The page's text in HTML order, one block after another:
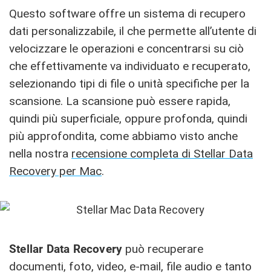
Questo software offre un sistema di recupero
dati personalizzabile, il che permette all’utente di
velocizzare le operazioni e concentrarsi su ciò
che effettivamente va individuato e recuperato,
selezionando tipi di file o unità specifiche per la
scansione. La scansione può essere rapida,
quindi più superficiale, oppure profonda, quindi
più approfondita, come abbiamo visto anche
nella nostra recensione completa di Stellar Data
Recovery per Mac.
Stellar Data Recovery può recuperare
documenti, foto, video, e-mail, file audio e tanto